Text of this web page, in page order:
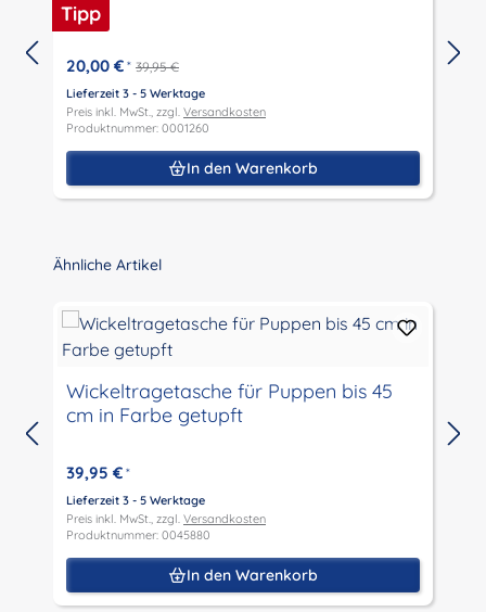
Tipp
20,00 € * 39,95 €
Lieferzeit 3 - 5 Werktage
Preis inkl. MwSt., zzgl. Versandkosten
Produktnummer: 0001260
In den Warenkorb
Produktgalerie überspringen
Ähnliche Artikel
Wickeltragetasche für Puppen bis 45
cm in Farbe getupft
39,95 € *
Lieferzeit 3 - 5 Werktage
Preis inkl. MwSt., zzgl. Versandkosten
Produktnummer: 0045880
In den Warenkorb